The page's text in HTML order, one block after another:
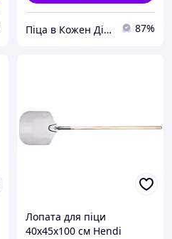
Піца в Кожен Дім! 87%
Лопата для піци
40х45х100 см Hendi